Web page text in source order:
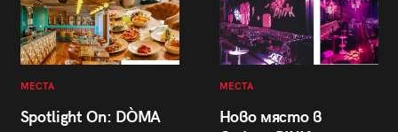
МЕСТА
Spotlight On: DÒMA
МЕСТА
Ново място в